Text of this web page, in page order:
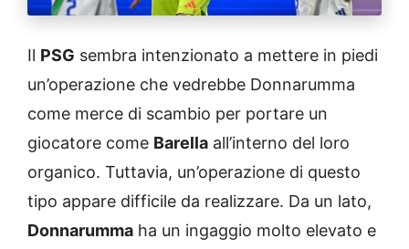
Il PSG sembra intenzionato a mettere in piedi
un’operazione che vedrebbe Donnarumma
come merce di scambio per portare un
giocatore come Barella all’interno del loro
organico. Tuttavia, un’operazione di questo
tipo appare difficile da realizzare. Da un lato,
Donnarumma ha un ingaggio molto elevato e